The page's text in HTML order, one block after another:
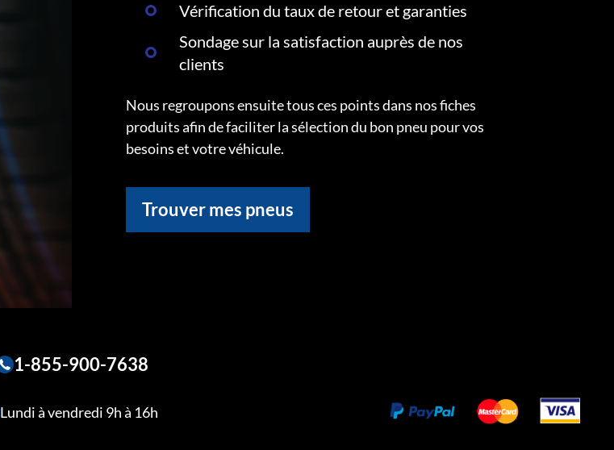
Vérification du taux de retour et garanties
Sondage sur la satisfaction auprès de nos
clients
Nous regroupons ensuite tous ces points dans nos fiches
produits afin de faciliter la sélection du bon pneu pour vos
besoins et votre véhicule.
Trouver mes pneus
1-855-900-7638
Lundi à vendredi 9h à 16h